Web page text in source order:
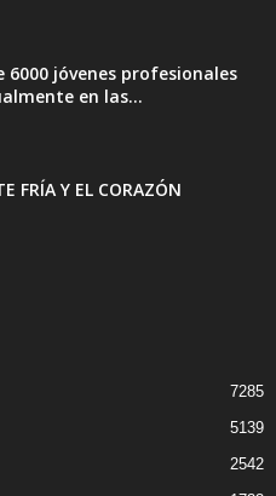
6000 jóvenes profesionales
en las...
FRÍA Y EL CORAZÓN
7285
5139
2542